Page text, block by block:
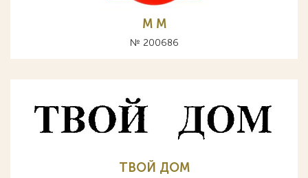
М M
№ 200686
ТВОЙ ДОМ